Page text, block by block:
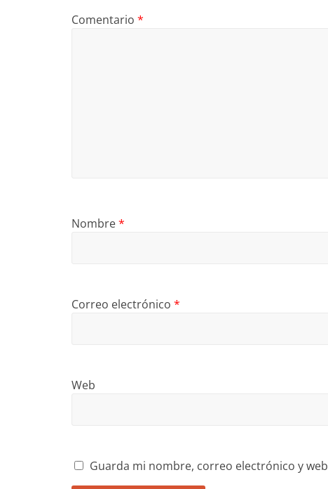
Comentario *
Nombre*
Correo electrónico *
Web
Guarda mi nombre, correo electrónico y